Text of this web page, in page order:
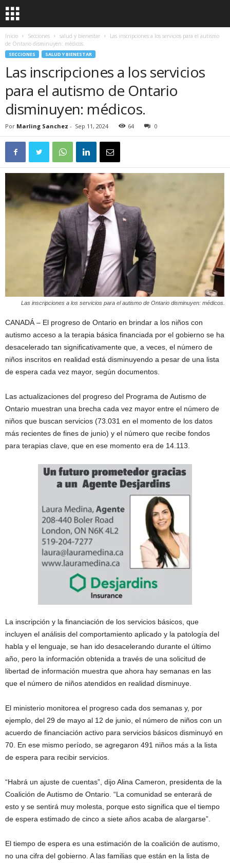
Inicio Secciones salud y bienestar
Las inscripciones a los servicios para el autismo
de Ontario disminuyen: médicos.
SECCIONES SALUD Y BIENESTAR
Las inscripciones a los servicios
para el autismo de Ontario
disminuyen: médicos.
Por Marling Sanchez - Sep 11, 2024 64 0
Las inscripciones a los servicios para el autismo de Ontario disminuyen: médicos.
CANADÁ – El progreso de Ontario en brindar a los niños con
autismo acceso a la terapia básica financiada por el gobierno se ha
desacelerado tan significativamente que, a veces, el número de
niños inscritos en realidad está disminuyendo a pesar de una lista
de espera cada vez mayor, según documentos.
Las actualizaciones del progreso del Programa de Autismo de
Ontario muestran una brecha cada vez mayor entre el número de
niños que buscan servicios (73.031 en el momento de los datos
más recientes de fines de junio) y el número que recibe fondos
para terapias clave, que en ese momento era de 14.113.
La inscripción y la financiación de los servicios básicos, que
incluyen el análisis del comportamiento aplicado y la patología del
habla y el lenguaje, se han ido desacelerando durante el último
año, pero la información obtenida a través de una solicitud de
libertad de información muestra que ahora hay semanas en las
que el número de niños atendidos en realidad disminuye.
El ministerio monitorea el progreso cada dos semanas y, por
ejemplo, del 29 de mayo al 12 de junio, el número de niños con un
acuerdo de financiación activo para servicios básicos disminuyó en
70. En ese mismo período, se agregaron 491 niños más a la lista
de espera para recibir servicios.
“Habrá un ajuste de cuentas”, dijo Alina Cameron, presidenta de la
Coalición de Autismo de Ontario. “La comunidad se enterará de
esto y se sentirá muy molesta, porque esto significa que el tiempo
de espera estimado de cinco a siete años acaba de alargarse”.
El tiempo de espera es una estimación de la coalición de autismo,
no una cifra del gobierno. A las familias que están en la lista de